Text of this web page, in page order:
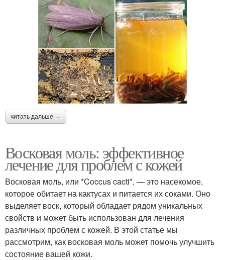
читать дальше →
Восковая моль: эффективное
лечение для проблем с кожей
Восковая моль, или *Coccus cacti*, — это насекомое,
которое обитает на кактусах и питается их соками. Оно
выделяет воск, который обладает рядом уникальных
свойств и может быть использован для лечения
различных проблем с кожей. В этой статье мы
рассмотрим, как восковая моль может помочь улучшить
состояние вашей кожи.